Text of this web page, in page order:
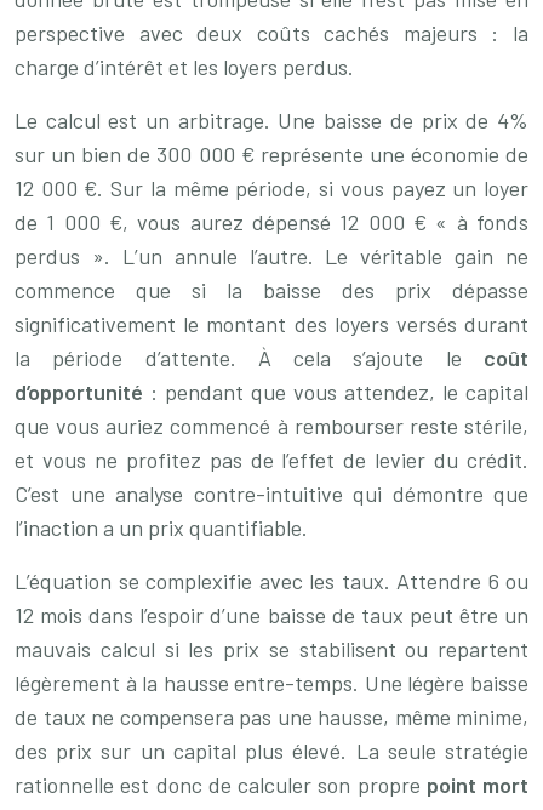
perspective avec deux coûts cachés majeurs : la
charge d’intérêt et les loyers perdus.
Le calcul est un arbitrage. Une baisse de prix de 4%
sur un bien de 300 000 € représente une économie de
12 000 €. Sur la même période, si vous payez un loyer
de 1 000 €, vous aurez dépensé 12 000 € « à fonds
perdus ». L’un annule l’autre. Le véritable gain ne
commence que si la baisse des prix dépasse
significativement le montant des loyers versés durant
la période d’attente. À cela s’ajoute le coût
d’opportunité : pendant que vous attendez, le capital
que vous auriez commencé à rembourser reste stérile,
et vous ne profitez pas de l’effet de levier du crédit.
C’est une analyse contre-intuitive qui démontre que
l’inaction a un prix quantifiable.
L’équation se complexifie avec les taux. Attendre 6 ou
12 mois dans l’espoir d’une baisse de taux peut être un
mauvais calcul si les prix se stabilisent ou repartent
légèrement à la hausse entre-temps. Une légère baisse
de taux ne compensera pas une hausse, même minime,
des prix sur un capital plus élevé. La seule stratégie
rationnelle est donc de calculer son propre point mort